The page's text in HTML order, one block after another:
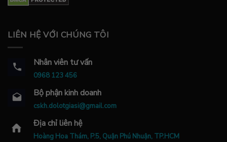
LIÊN HỆ VỚI CHÚNG TÔI
Nhân viên tư vấn
0968 123 456
Bộ phận kinh doanh
cskh.dolotgiasi@gmail.com
Địa chỉ liên hệ
Hoàng Hoa Thám, P.5, Quận Phú Nhuận, TP.HCM